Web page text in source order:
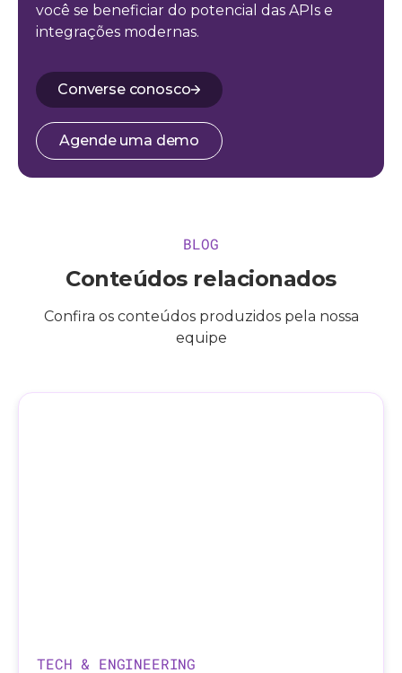
você se beneficiar do potencial das APIs e
integrações modernas.
Converse conosco
Agende uma demo
BLOG
Conteúdos relacionados
Confira os conteúdos produzidos pela nossa
equipe
TECH & ENGINEERING